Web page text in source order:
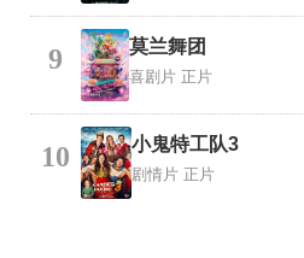
9 莫兰舞团
喜剧片 正片
10 小鬼特工队3
剧情片 正片